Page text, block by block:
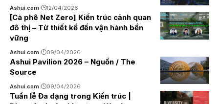
Ashui.com 12/04/2026
[Cà phê Net Zero] Kiến trúc cảnh quan
đô thị – Từ thiết kế đến vận hành bền
vững
Ashui.com 09/04/2026
Ashui Pavilion 2026 – Nguồn / The
Source
Ashui.com 09/04/2026
Tuần lễ Đa dạng trong Kiến trúc |